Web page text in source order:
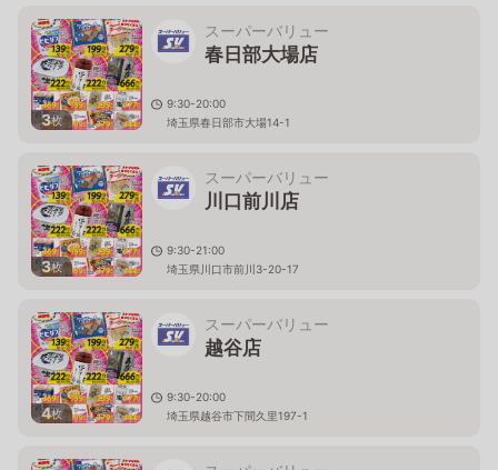
3枚
スーパーバリュー
春日部大場店
9:30-20:00
埼玉県春日部市大場14-1
3枚
スーパーバリュー
川口前川店
9:30-21:00
埼玉県川口市前川3-20-17
4枚
スーパーバリュー
越谷店
9:30-20:00
埼玉県越谷市下間久里197-1